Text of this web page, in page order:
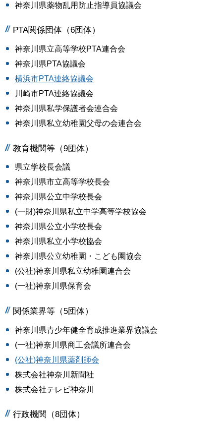
神奈川県薬物乱用防止指導員協議会
PTA関係団体（6団体）
神奈川県立高等学校PTA連合会
神奈川県PTA協議会
横浜市PTA連絡協議会
川崎市PTA連絡協議会
神奈川県私学保護者会連合会
神奈川県私立幼稚園父母の会連合会
教育機関等（9団体）
県立学校長会議
神奈川県市立高等学校長会
神奈川県公立中学校長会
(一財)神奈川県私立中学高等学校協会
神奈川県公立小学校長会
神奈川県私立小学校協会
神奈川県公立幼稚園・こども園協会
(公社)神奈川県私立幼稚園連合会
(一社)神奈川県保育会
関係業界等（5団体）
神奈川県青少年健全育成推進業界協議会
(一社)神奈川県商工会議所連合会
(公社)神奈川県薬剤師会
株式会社神奈川新聞社
株式会社テレビ神奈川
行政機関（8団体）